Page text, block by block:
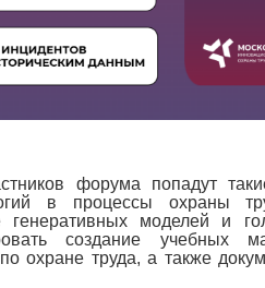
форума попадут
в процессы охраны
генеративных моделей и
создание учебных
охране труда, а также